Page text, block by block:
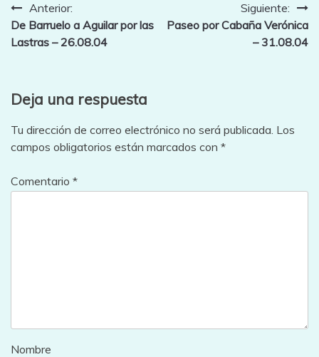
Navegación
de
Anterior:
De Barruelo a Aguilar por las
Lastras – 26.08.04
Siguiente:
Paseo por Cabaña Verónica
– 31.08.04
Deja una respuesta
Tu dirección de correo electrónico no será publicada. Los
campos obligatorios están marcados con *
Comentario *
Nombre